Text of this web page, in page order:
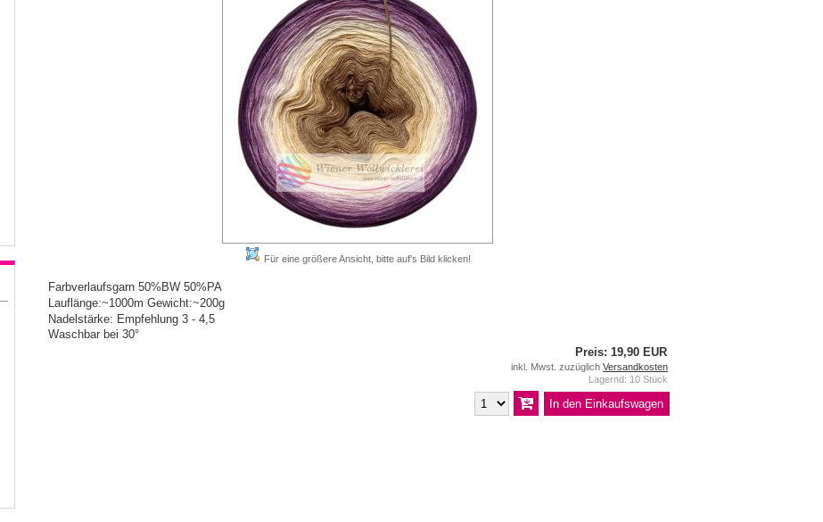
Für eine größere Ansicht, bitte auf's Bild klicken!
Farbverlaufsgarn 50%BW 50%PA
Lauflänge:~1000m Gewicht:~200g
Nadelstärke: Empfehlung 3 - 4,5
Waschbar bei 30°
Preis: 19,90 EUR
inkl. Mwst. zuzüglich Versandkosten
Lagernd: 10 Stück